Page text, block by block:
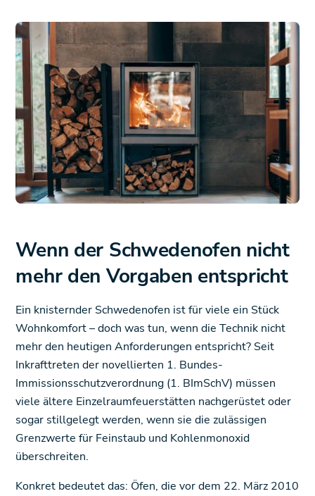
Wenn der Schwedenofen nicht
mehr den Vorgaben entspricht
Ein knisternder Schwedenofen ist für viele ein Stück
Wohnkomfort – doch was tun, wenn die Technik nicht
mehr den heutigen Anforderungen entspricht? Seit
Inkrafttreten der novellierten 1. Bundes-
Immissionsschutzverordnung (1. BImSchV) müssen
viele ältere Einzelraumfeuerstätten nachgerüstet oder
sogar stillgelegt werden, wenn sie die zulässigen
Grenzwerte für Feinstaub und Kohlenmonoxid
überschreiten.
Konkret bedeutet das: Öfen, die vor dem 22. März 2010